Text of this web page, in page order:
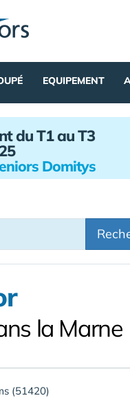
EQUIPEMENT
du T1 au T3
Domitys
la Marne
(51420)